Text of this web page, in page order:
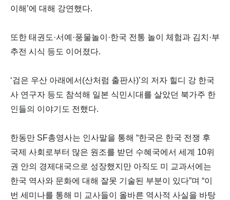
이해’에 대해 강연했다.
또한 태권도·서예·풍물놀이·한국 전통 놀이 체험과 김치·부
추전 시식 등도 이어졌다.
‘검은 우산 아래에서(산처럼 출판사)’의 저자 힐디 강 한국
사 연구자 등도 참석해 일본 식민시대를 살았던 북가주 한
인들의 이야기도 전했다.
한동만 SF총영사는 인사말을 통해 “한국은 한국 전쟁 후
국제 사회로부터 많은 원조를 받던 수혜국에서 세계 10위
권 안의 경제대국으로 성장했지만 아직도 미 교과서에는
한국 역사와 문화에 대해 잘못 기술된 부분이 있다”며 “이
번 세미나를 통해 미 교사들이 올바른 역사적 사실을 바탕